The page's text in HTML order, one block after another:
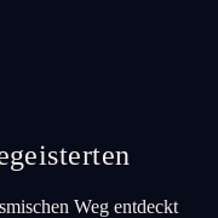
Weg entdeckt